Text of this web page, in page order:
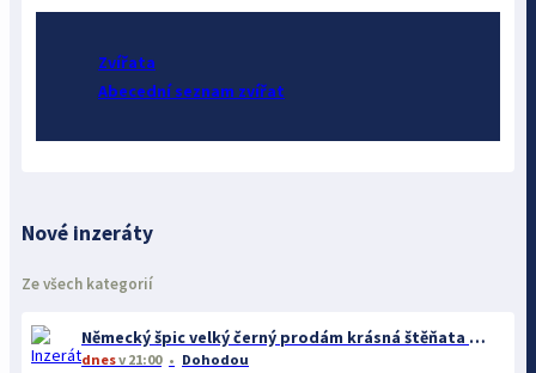
Zvířata
Abecední seznam zvířat
Nové inzeráty
Ze všech kategorií
Německý špic velký černý prodám krásná štěňata s PP - rarita
dnesv 21:00 Dohodou